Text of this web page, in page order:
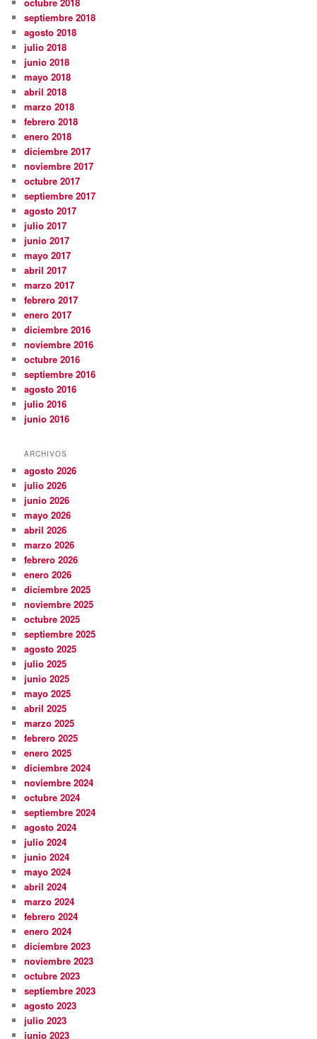
septiembre 2018
agosto 2018
julio 2018
junio 2018
mayo 2018
abril 2018
marzo 2018
febrero 2018
enero 2018
diciembre 2017
noviembre 2017
octubre 2017
septiembre 2017
agosto 2017
julio 2017
junio 2017
mayo 2017
abril 2017
marzo 2017
febrero 2017
enero 2017
diciembre 2016
noviembre 2016
octubre 2016
septiembre 2016
agosto 2016
julio 2016
junio 2016
ARCHIVOS
agosto 2026
julio 2026
junio 2026
mayo 2026
abril 2026
marzo 2026
febrero 2026
enero 2026
diciembre 2025
noviembre 2025
octubre 2025
septiembre 2025
agosto 2025
julio 2025
junio 2025
mayo 2025
abril 2025
marzo 2025
febrero 2025
enero 2025
diciembre 2024
noviembre 2024
octubre 2024
septiembre 2024
agosto 2024
julio 2024
junio 2024
mayo 2024
abril 2024
marzo 2024
febrero 2024
enero 2024
diciembre 2023
noviembre 2023
octubre 2023
septiembre 2023
agosto 2023
julio 2023
junio 2023